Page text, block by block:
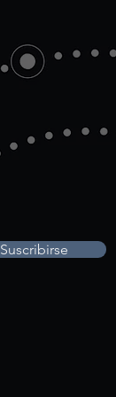
Suscribirse